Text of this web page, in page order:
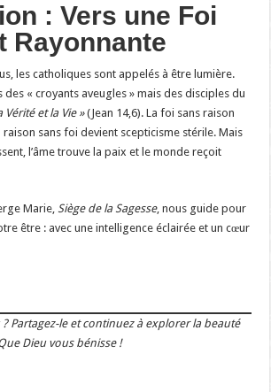
: Vers une Foi
Rayonnante
les catholiques sont appelés à être lumière.
des « croyants aveugles » mais des disciples du
Vérité et la Vie »(Jean 14,6). La foi sans raison
sans foi devient scepticisme stérile. Mais
l’âme trouve la paix et le monde reçoit
Marie,Siège de la Sagesse, nous guide pour
être : avec une intelligence éclairée et un cœur
Partagez-le et continuez à explorer la beauté
Dieu vous bénisse !